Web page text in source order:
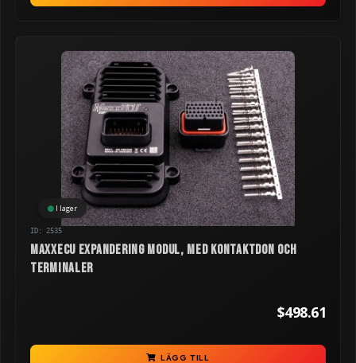
I lager
ID: 2535
MaxxECU Expandering modul, med kontaktdon och
terminaler
$498.61
LÄGG TILL